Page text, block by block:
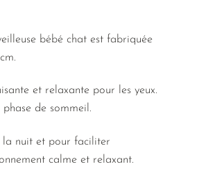
bébé chat est fabriquée
et relaxante pour les yeux.
de sommeil.
la nuit et pour faciliter
calme et relaxant.